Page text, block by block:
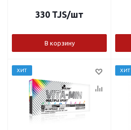
330 TJS/шт
В корзину
ХИТ ХИТ